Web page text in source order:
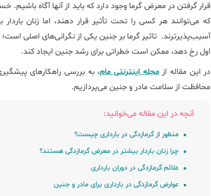
قرار گرفتن در معرض گرما وجود دارد که باید از آن‏ها آگاه
آسیب‌پذیرترند. تاثیر گرما بر جنین یکی از نگرانی‌های اصلی است؛
اول رخ دهد، ممکن است خطراتی برای رشد جنین ایجاد کند.
در این مقاله ازمجله اینترنتی مام، به بررسی راهکارهای
محافظت از سلامت مادر و جنین می‌پردازیم.
آنچه در این مقاله می‌خوانید:
منظور از گرمازدگی در بارداری چیست؟
چرا زنان باردار بیشتر در معرض گرمازدگی هستند؟
علائم گرمازدگی در دوران بارداری
عوارض گرمازدگی در بارداری برای مادر و جنین